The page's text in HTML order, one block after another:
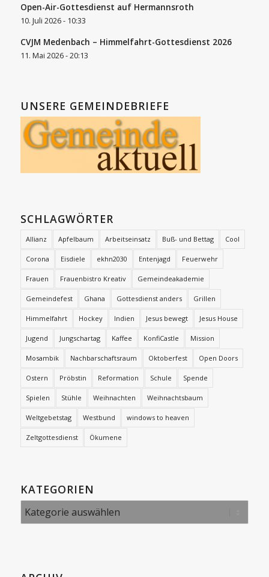
Open-Air-Gottesdienst auf Hermannsroth
10. Juli 2026 - 10:33
CVJM Medenbach – Himmelfahrt-Gottesdienst 2026
11. Mai 2026 - 20:13
UNSERE GEMEINDEBRIEFE
SCHLAGWÖRTER
Allianz Apfelbaum Arbeitseinsatz Buß- und Bettag Cool
Corona Eisdiele ekhn2030 Entenjagd Feuerwehr
Frauen Frauenbistro Kreativ Gemeindeakademie
Gemeindefest Ghana Gottesdienst anders Grillen
Himmelfahrt Hockey Indien Jesus bewegt Jesus House
Jugend Jungschartag Kaffee KonfiCastle Mission
Mosambik Nachbarschaftsraum Oktoberfest Open Doors
Ostern Pröbstin Reformation Schule Spende
Spielen Stühle Weihnachten Weihnachtsbaum
Weltgebetstag Westbund windows to heaven
Zeltgottesdienst Ökumene
KATEGORIEN
Kategorien